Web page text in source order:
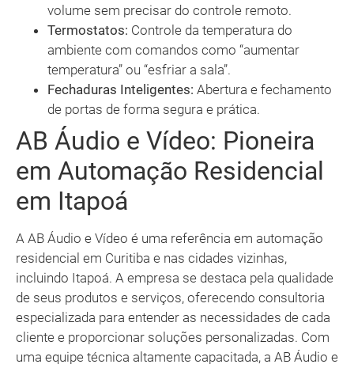
volume sem precisar do controle remoto.
Termostatos: Controle da temperatura do
ambiente com comandos como “aumentar
temperatura” ou “esfriar a sala”.
Fechaduras Inteligentes: Abertura e fechamento
de portas de forma segura e prática.
AB Áudio e Vídeo: Pioneira
em Automação Residencial
em Itapoá
A AB Áudio e Vídeo é uma referência em automação
residencial em Curitiba e nas cidades vizinhas,
incluindo Itapoá. A empresa se destaca pela qualidade
de seus produtos e serviços, oferecendo consultoria
especializada para entender as necessidades de cada
cliente e proporcionar soluções personalizadas. Com
uma equipe técnica altamente capacitada, a AB Áudio e